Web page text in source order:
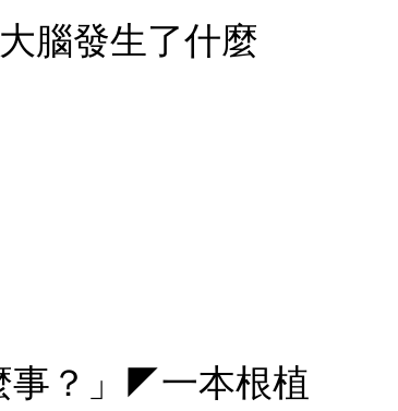
腦發生了什麼
事？」◤一本根植